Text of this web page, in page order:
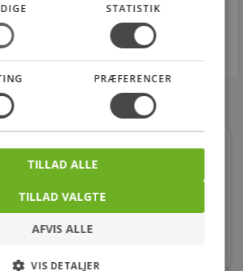
11,691 anmeldelser
også
formmuffe sort 1/2 - 1/4'' muffe-muffe
20,00 kr.
STATISTIK
PRÆFERENCER
TILLAD VALGTE
TILLAD ALLE
AFVIS ALLE
VIS DETALJER